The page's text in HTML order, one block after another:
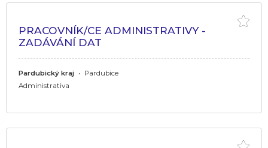
PRACOVNÍK/CE ADMINISTRATIVY -
ZADÁVÁNÍ DAT
Pardubický kraj • Pardubice
Administrativa